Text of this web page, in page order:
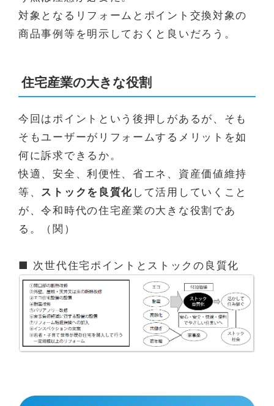
対象となるリフォームとポイント交換対象の
商品事例等を明示しておくと良いだろう。
住宅産業の大きな役割
今回はポイントという後押しがあるが、そも
そもユーザーがリフォームするメリットを如
何に訴求できるか。
快適、安全、利便性、省エネ、資産価値維持
等、 ストックを良質化 して活用していくこと
が、令和時代の住宅産業の大きな役割であ
る。（関）
■ 次世代住宅ポイントとストックの良質化